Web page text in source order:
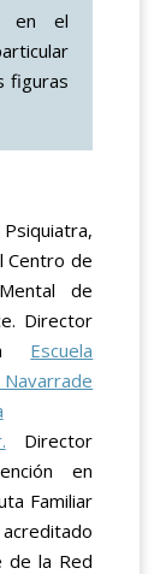
en el
figuras
Centro de
de
Director
Escuela
Director
en
Familiar
de la Red